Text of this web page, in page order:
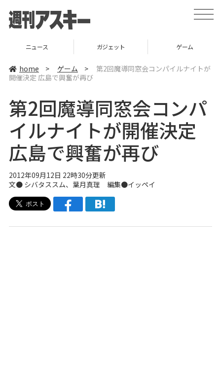
t
o
v
t
i
o
ガジェット ゲーム グルメ
home > ゲーム >
第2回魔導同窓会コンパイルナイトが
開催決定 広島で興奮が再び
第2回魔導同窓会コンパ
イルナイトが開催決定
広島で興奮が再び
2012年09月12日 22時30分更新
文● シバタススム、葉月真理 編集●イッペイ